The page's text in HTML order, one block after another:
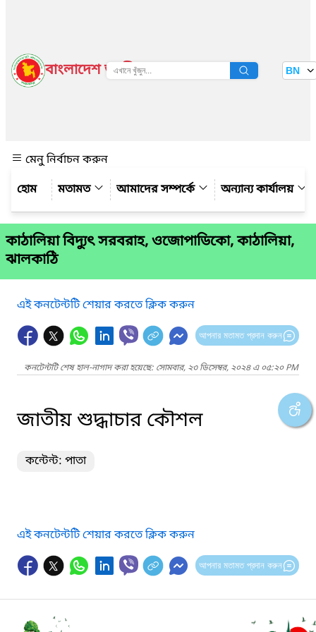
বাংলাদেশ জাতীয় তথ্য বাতায়ন BN
মেনু নির্বাচন করুন
মতামত
আমাদের সম্পর্কে অন্যান্য কার্যালয়
কাঠালিয়া বিদ্যুৎ সরবরাহ, ওজোপাডিকো, কাঠালিয়া,
ঝালকাঠি
এই কনটেন্টটি শেয়ার করতে ক্লিক করুন
আপনার মতামত প্রদান করুন
কনটেন্টটি শেষ হাল-নাগাদ করা হয়েছে: সোমবার, ২৩ ডিসেম্বর, ২০২৪ এ ০৫:২০ PM
জাতীয় শুদ্ধাচার কৌশল
কন্টেন্ট: পাতা
এই কনটেন্টটি শেয়ার করতে ক্লিক করুন
আপনার মতামত প্রদান করুন